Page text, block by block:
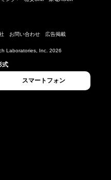
お問い合わせ 広告掲載
Laboratories, Inc. 2026
式
スマートフォン